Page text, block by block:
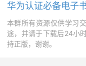
华为认证必备电子
本群所有资源仅供学习
途，并请于下载后24小
持正版，谢谢。